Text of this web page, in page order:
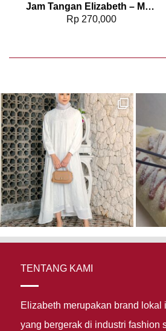
Jam Tangan Elizabeth – Mesh Strap 2203-0515
Rp270,000
TENTANG KAMI
Elizabeth merupakan brand lokal
yang bergerak di industri fashion